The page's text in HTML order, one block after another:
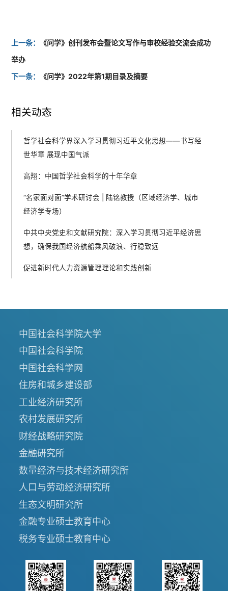
上一条：
《问学》创刊发布会暨论文写作与审校经验交流会成功
举办
下一条：
《问学》2022年第1期目录及摘要
相关动态
哲学社会科学界深入学习贯彻习近平文化思想——书写经
世华章 展现中国气派
高翔：中国哲学社会科学的十年华章
“名家面对面”学术研讨会 | 陆铭教授（区域经济学、城市
经济学专场）
中共中央党史和文献研究院：深入学习贯彻习近平经济思
想，确保我国经济航船乘风破浪、行稳致远
促进新时代人力资源管理理论和实践创新
中国社会科学院大学
中国社会科学院
中国社会科学网
住房和城乡建设部
工业经济研究所
农村发展研究所
财经战略研究院
金融研究所
数量经济与技术经济研究所
人口与劳动经济研究所
生态文明研究所
金融专业硕士教育中心
税务专业硕士教育中心